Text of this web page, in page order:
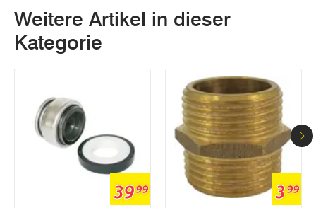
Weitere Artikel in dieser
Kategorie
3999 399